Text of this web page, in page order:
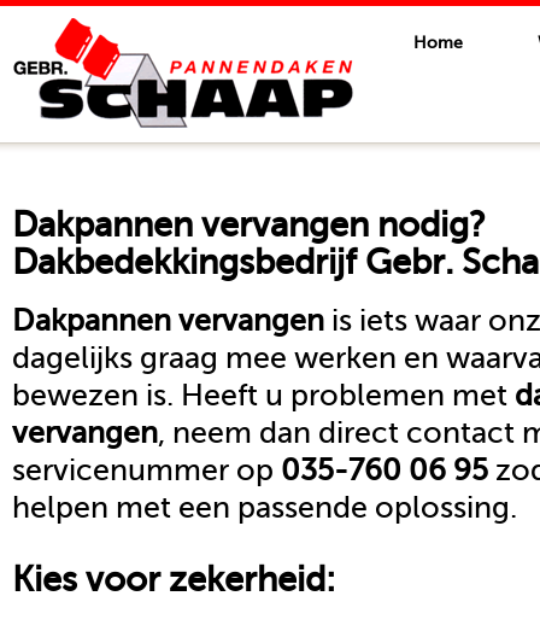
Home
Dakpannen vervangen nodig?
Dakbedekkingsbedrijf Gebr.
Dakpannen vervangen is iets waar
dagelijks graag mee werken en
bewezen is. Heeft u problemen met
vervangen, neem dan direct contact
servicenummer op 035-760 06 95
helpen met een passende oplossing.
Kies voor zekerheid: